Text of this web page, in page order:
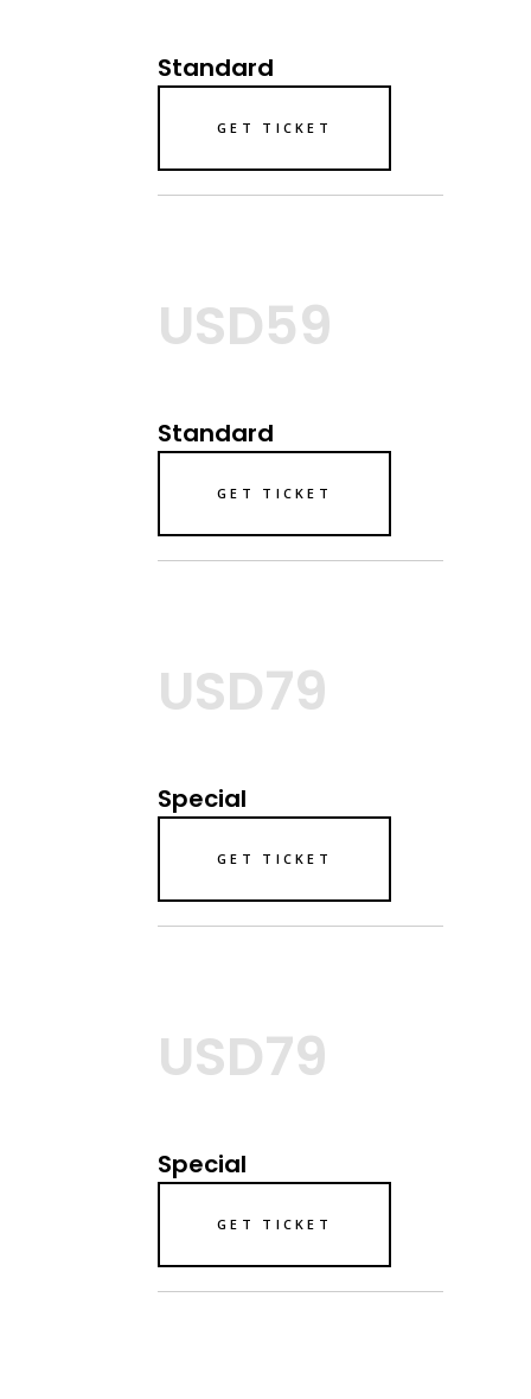
Standard
GET TICKET
USD59
Standard
GET TICKET
USD79
Special
GET TICKET
USD79
Special
GET TICKET